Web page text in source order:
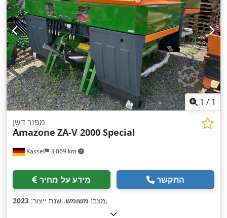
1 / 1
Kassel 3,069 km
מפזר דשן
Amazone ZA-V 2000 Special
מידע על מחיר התקשר
מצב: משומש, שנת ייצור: 2023 ,